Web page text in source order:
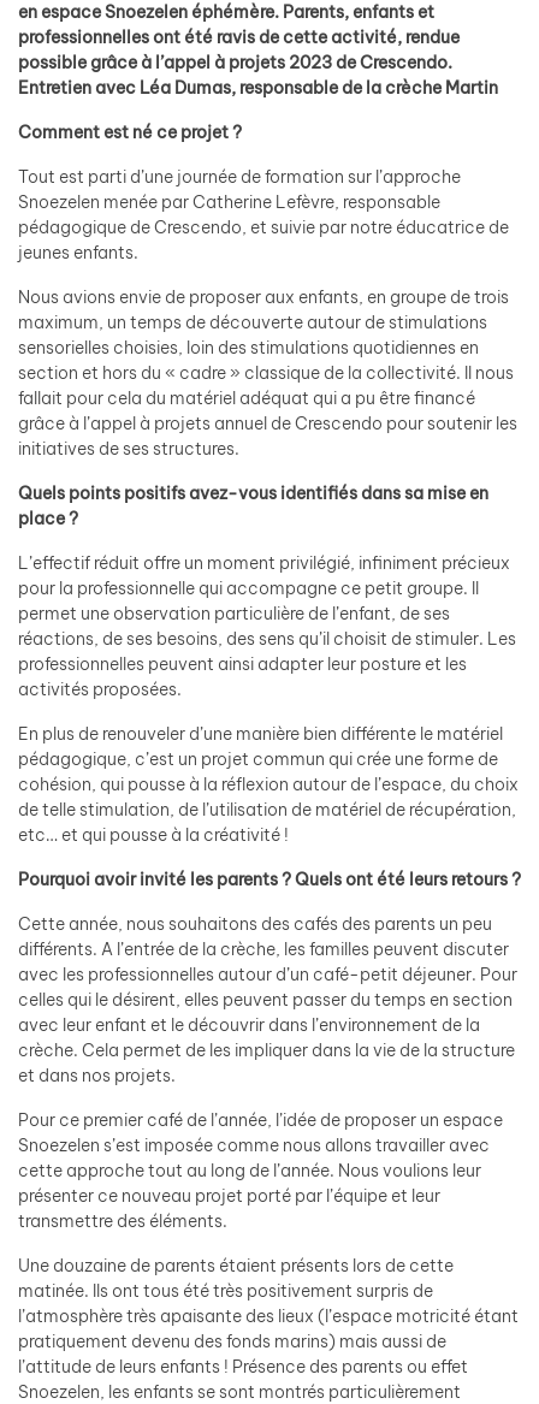
en espace Snoezelen éphémère. Parents, enfants et
professionnelles ont été ravis de cette activité, rendue
possible grâce à l’appel à projets 2023 de Crescendo.
Entretien avec Léa Dumas, responsable de la crèche Martin
Comment est né ce projet ?
Tout est parti d’une journée de formation sur l’approche
Snoezelen menée par Catherine Lefèvre, responsable
pédagogique de Crescendo, et suivie par notre éducatrice de
jeunes enfants.
Nous avions envie de proposer aux enfants, en groupe de trois
maximum, un temps de découverte autour de stimulations
sensorielles choisies, loin des stimulations quotidiennes en
section et hors du « cadre » classique de la collectivité. Il nous
fallait pour cela du matériel adéquat qui a pu être financé
grâce à l’appel à projets annuel de Crescendo pour soutenir les
initiatives de ses structures.
Quels points positifs avez-vous identifiés dans sa mise en
place ?
L’effectif réduit offre un moment privilégié, infiniment précieux
pour la professionnelle qui accompagne ce petit groupe. Il
permet une observation particulière de l’enfant, de ses
réactions, de ses besoins, des sens qu’il choisit de stimuler. Les
professionnelles peuvent ainsi adapter leur posture et les
activités proposées.
En plus de renouveler d’une manière bien différente le matériel
pédagogique, c’est un projet commun qui crée une forme de
cohésion, qui pousse à la réflexion autour de l’espace, du choix
de telle stimulation, de l’utilisation de matériel de récupération,
etc… et qui pousse à la créativité !
Pourquoi avoir invité les parents ? Quels ont été leurs retours ?
Cette année, nous souhaitons des cafés des parents un peu
différents. A l’entrée de la crèche, les familles peuvent discuter
avec les professionnelles autour d’un café-petit déjeuner. Pour
celles qui le désirent, elles peuvent passer du temps en section
avec leur enfant et le découvrir dans l’environnement de la
crèche. Cela permet de les impliquer dans la vie de la structure
et dans nos projets.
Pour ce premier café de l’année, l’idée de proposer un espace
Snoezelen s’est imposée comme nous allons travailler avec
cette approche tout au long de l’année. Nous voulions leur
présenter ce nouveau projet porté par l’équipe et leur
transmettre des éléments.
Une douzaine de parents étaient présents lors de cette
matinée. Ils ont tous été très positivement surpris de
l’atmosphère très apaisante des lieux (l’espace motricité étant
pratiquement devenu des fonds marins) mais aussi de
l’attitude de leurs enfants ! Présence des parents ou effet
Snoezelen, les enfants se sont montrés particulièrement